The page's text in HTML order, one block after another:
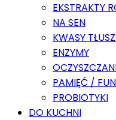
EKSTRAKTY
NA SEN
KWASY
ENZYMY
PAMIĘĆ /
PROBIOTYKI
DO KUCHNI